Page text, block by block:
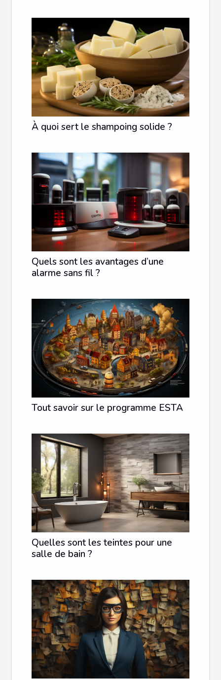
À quoi sert le shampoing solide ?
Quels sont les avantages d’une
alarme sans fil ?
Tout savoir sur le programme ESTA
Quelles sont les teintes pour une
salle de bain ?